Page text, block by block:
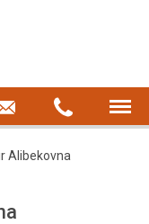
Alibekovna